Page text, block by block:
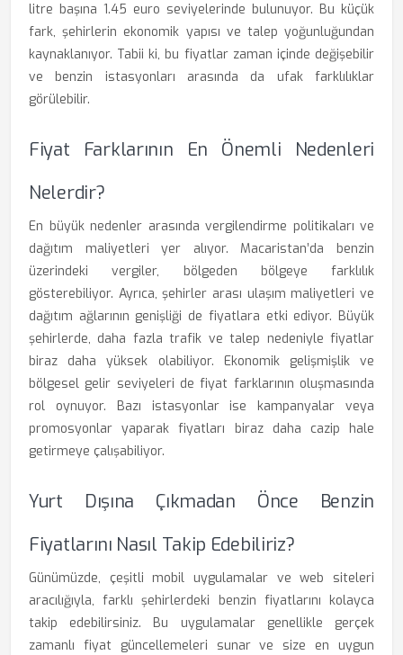
litre başına 1.45 euro seviyelerinde bulunuyor. Bu küçük
fark, şehirlerin ekonomik yapısı ve talep yoğunluğundan
kaynaklanıyor. Tabii ki, bu fiyatlar zaman içinde değişebilir
ve benzin istasyonları arasında da ufak farklılıklar
görülebilir.
Fiyat Farklarının En Önemli Nedenleri
Nelerdir?
En büyük nedenler arasında vergilendirme politikaları ve
dağıtım maliyetleri yer alıyor. Macaristan’da benzin
üzerindeki vergiler, bölgeden bölgeye farklılık
gösterebiliyor. Ayrıca, şehirler arası ulaşım maliyetleri ve
dağıtım ağlarının genişliği de fiyatlara etki ediyor. Büyük
şehirlerde, daha fazla trafik ve talep nedeniyle fiyatlar
biraz daha yüksek olabiliyor. Ekonomik gelişmişlik ve
bölgesel gelir seviyeleri de fiyat farklarının oluşmasında
rol oynuyor. Bazı istasyonlar ise kampanyalar veya
promosyonlar yaparak fiyatları biraz daha cazip hale
getirmeye çalışabiliyor.
Yurt Dışına Çıkmadan Önce Benzin
Fiyatlarını Nasıl Takip Edebiliriz?
Günümüzde, çeşitli mobil uygulamalar ve web siteleri
aracılığıyla, farklı şehirlerdeki benzin fiyatlarını kolayca
takip edebilirsiniz. Bu uygulamalar genellikle gerçek
zamanlı fiyat güncellemeleri sunar ve size en uygun